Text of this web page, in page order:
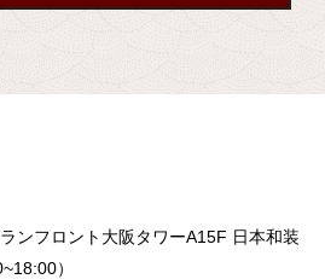
ンフロント大阪タワーA15F 日本和装
）